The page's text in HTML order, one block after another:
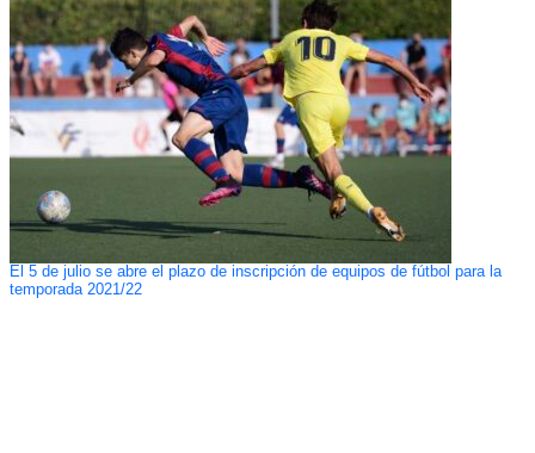
El 5 de julio se abre el plazo de inscripción de equipos de fútbol para la
temporada 2021/22